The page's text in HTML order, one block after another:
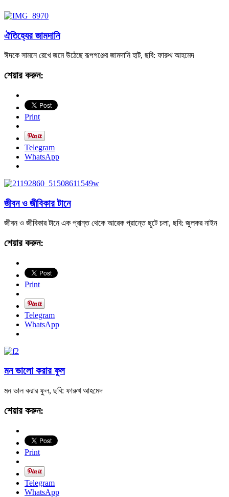
ঐতিহ্যের জামদানি
ঈদকে সামনে রেখে জমে উঠেছে রূপগঞ্জের জামদানি হাট, ছবি: ফারুখ আহমেদ
শেয়ার করুন:
Print
Telegram
WhatsApp
জীবন ও জীবিকার টানে
জীবন ও জীবিকার টানে এক প্রান্ত থেকে আরেক প্রান্তে ছুটে চলা, ছবি: জুলকর নাইন
শেয়ার করুন:
Print
Telegram
WhatsApp
মন ভালো করার ফুল
মন ভাল করার ফুল, ছবি: ফারুখ আহমেদ
শেয়ার করুন:
Print
Telegram
WhatsApp